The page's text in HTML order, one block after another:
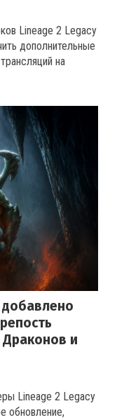
Lineage 2 Legacy
дополнительные
на
и
Lineage 2 Legacy
обновление,